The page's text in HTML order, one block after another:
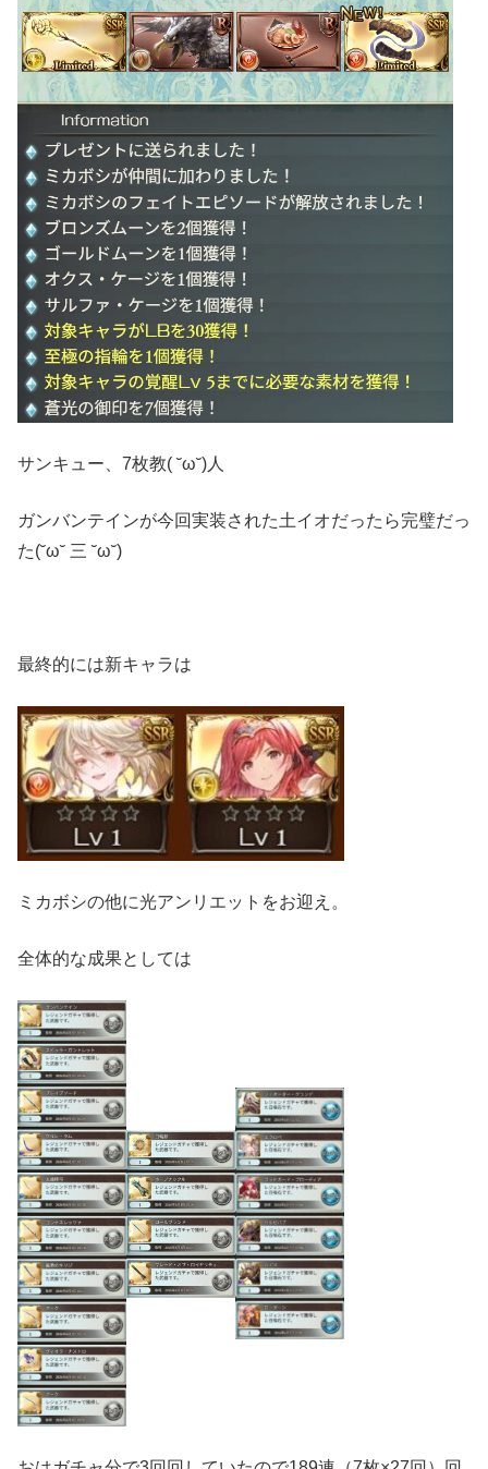
サンキュー、7枚教( ˘ω˘)人
ガンバンテインが今回実装された土イオだったら完璧だっ
た(˘ω˘ 三 ˘ω˘)
最終的には新キャラは
ミカボシの他に光アンリエットをお迎え。
全体的な成果としては